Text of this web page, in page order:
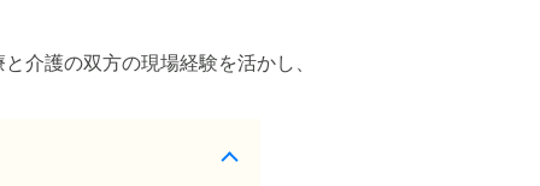
介護の双方の現場経験を活かし、